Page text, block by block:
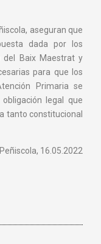
aseguran que
dada por los
del Baix Maestrat y
para que los
Primaria se
legal que
tanto constitucional
16.05.2022